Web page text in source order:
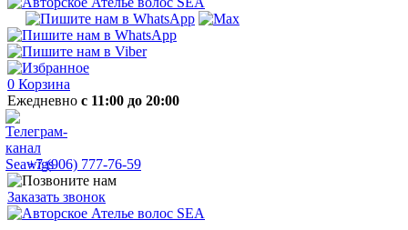
0 Корзина
Ежедневно с 11:00 до 20:00
+7 (906) 777-76-59
Заказать звонок